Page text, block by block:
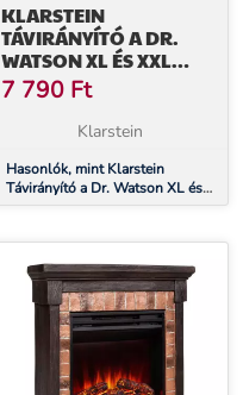
KLARSTEIN
TÁVIRÁNYÍTÓ A DR.
WATSON XL ÉS XXL
MELEGÍTŐ
TAKARÓKHOZ,
PÓTALKATRÉSZ, LED
LEVEHETŐ
7 790 Ft
Klarstein
Hasonlók, mint Klarstein
Távirányító a Dr. Watson XL és
XXL melegítő takarókhoz,
levehető